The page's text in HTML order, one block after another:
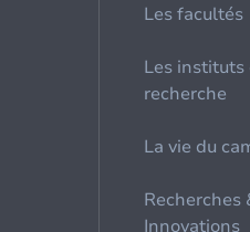
Les facultés
Les instituts
recherche
La vie du
Recherches
Innovations